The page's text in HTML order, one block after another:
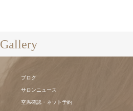
Gallery
ブログ
サロンニュース
空席確認・ネット予約